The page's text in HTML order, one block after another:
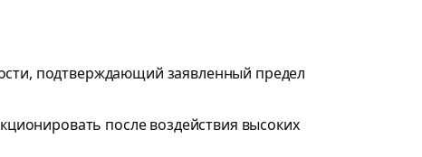
подтверждающий заявленный предел
после воздействия высоких